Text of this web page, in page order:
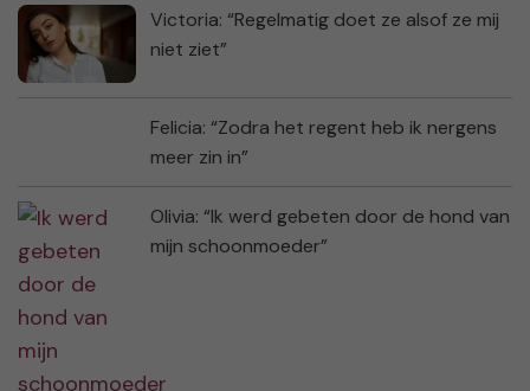
Victoria: “Regelmatig doet ze alsof ze mij
niet ziet”
Felicia: “Zodra het regent heb ik nergens
meer zin in”
Olivia: “Ik werd gebeten door de hond van
mijn schoonmoeder”